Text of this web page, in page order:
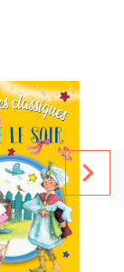
navigate_next